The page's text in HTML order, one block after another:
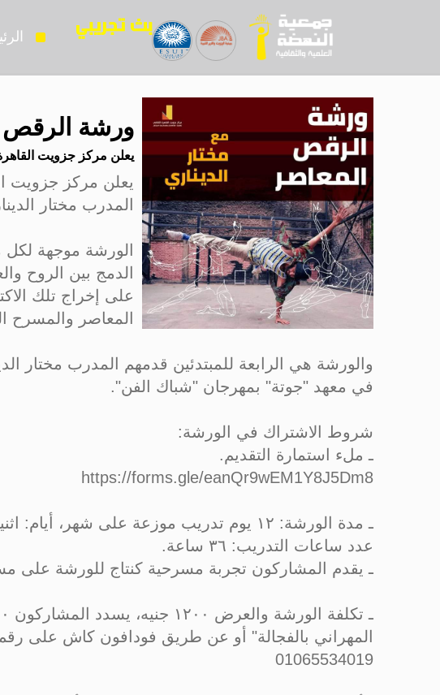
ورشة الرقص
يعلن مركز جزويت
يعلن مركز جزويت
المدرب مختار
الورشة موجهة
الدمج بين الروح
على إخراج تلك
المعاصر والمسرح
والورشة هي الرابعة للمبتدئين قدمهم المدرب مختار
في معهد "جوتة" بمهرجان "شباك الفن".
شروط الاشتراك في الورشة:
ـ ملء استمارة التقديم.
https://forms.gle/eanQr9wEM1Y8J5Dm8
ـ مدة الورشة: ١٢ يوم تدريب موزعة على شهر، أيام: اثنين ثلاثاء وخميس، من ٧ الي ١٠ مساء، تبدأ يوم الخميس ٢-٢-٢٠٢٣.
عدد ساعات التدريب: ٣٦ ساعة.
ـ يقدم المشاركون تجربة مسرحية كنتاج للورشة على
المهراني بالفجالة" أو عن طريق فودافون كاش على
01065534019